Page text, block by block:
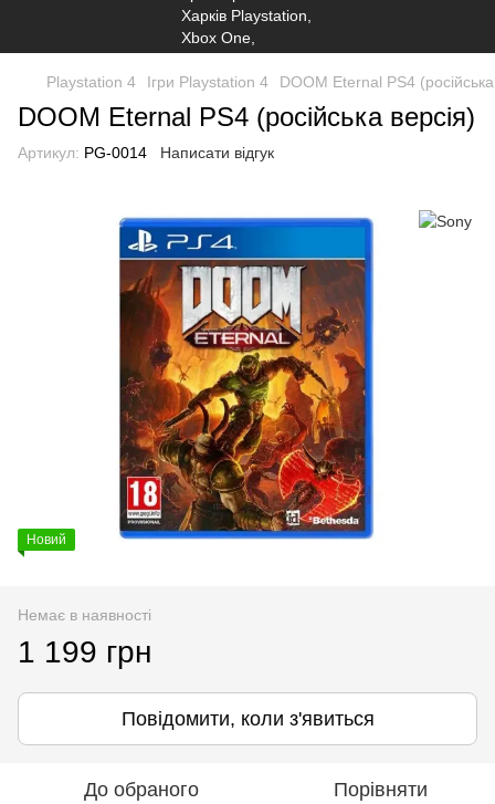
Playstation 4 Ігри Playstation 4 DOOM Eternal PS4
DOOM Eternal PS4 (російська версія)
Артикул: PG-0014 Написати відгук
Новий
Немає в наявності
1 199 грн
Повідомити, коли з'явиться
До обраного Порівняти